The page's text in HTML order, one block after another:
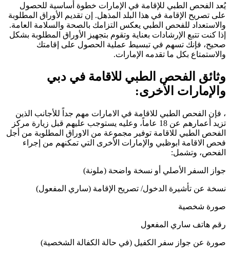
يُعد الفحص الطبي للإقامة في الإمارات خطوة أساسية للحصول
على تصريح الإقامة في هذا البلد المذهل. إن تقديم الأوراق المطلوبة
والاستعداد للفحص الطبي يعكس التزامك بالصحة والسلامة العامة.
إذا كنت تتبع الإرشادات بعناية وتقوم بتجهيز الأوراق المطلوبة بشكل
صحيح، فإنك تسهم في تبسيط عملية الحصول على إقامتك
والاستمتاع بكل ما تقدمه الإمارات.
وثائق الفحص الطبي للاقامة في دبي
والإمارات الأخرى:
، فإن الفحص الطبي للاقامة في الامارات مهم جداً للأجانب الذين
تزيد أعمارهم عن 18 عاماً، وعليه يستوجب عليهم قبل زيارة مركز
الفحص الطبي للاقامة توفير مجموعة من الاوراق المطلوبة من أجل
فحص الاقامة ابوظبي والإمارات الأخرى التي تمكنهم من إجراء
الفحص، وتشمل:
جواز السفر الأصلي أو نسخة واضحة (ملونة)
نسخة عن تأشيرة الدخول/ تصريح الإقامة (ساري المفعول)
صورة شخصية
رقم هاتف ساري المفعول
صورة عن جواز سفر الكفيل (في حالة الكفالة الشخصية)